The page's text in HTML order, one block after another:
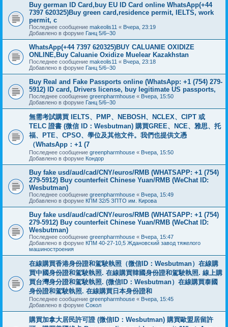
Buy german ID Card,buy EU ID Card online WhatsApp(+44
7397 620325)Buy green card,residence permit, IELTS, work
permit, c
Последнее сообщение makeolis11 « Вчера, 23:19
Добавлено в форуме Ганц 5/6–30
WhatsApp(+44 7397 620325)BUY CALUANIE OXIDIZE
ONLINE,Buy Caluanie Oxidize Muelear Kazakhstan
Последнее сообщение makeolis11 « Вчера, 23:18
Добавлено в форуме Ганц 5/6–30
Buy Real and Fake Passports online (WhatsApp: +1 (754) 279-
5912) ID card, Drivers license, buy legitimate US passports,
Последнее сообщение greenpharmhouse « Вчера, 15:50
Добавлено в форуме Ганц 5/6–30
無需考試購買 IELTS、PMP、NEBOSH、NCLEX、CIPT 或
TELC 證書 (微信 ID：Wesbutman) 購買GREE、NCE、雅思、托
福、PTE、CPSO、學位及其他文件。我們也提供文憑
（WhatsApp：+1 (7
Последнее сообщение greenpharmhouse « Вчера, 15:50
Добавлено в форуме Кондор
Buy fake usd/aud/cad/CNY/euros/RMB (WHATSAPP: +1 (754)
279-5912) Buy counterfeit Chinese Yuan/RMB (WeChat ID:
Wesbutman)
Последнее сообщение greenpharmhouse « Вчера, 15:49
Добавлено в форуме КПМ 32/5 ЗПТО им. Кирова
Buy fake usd/aud/cad/CNY/euros/RMB (WHATSAPP: +1 (754)
279-5912) Buy counterfeit Chinese Yuan/RMB (WeChat ID:
Wesbutman)
Последнее сообщение greenpharmhouse « Вчера, 15:47
Добавлено в форуме КПМ 40-27-10,5 Ждановский завод тяжелого
машиностроения
在線購買香港身份證和駕駛執照（微信ID：Wesbutman）在線購
買中國身份證和駕駛執照. 在線購買韓國身份證和駕駛執照. 線上購
買台灣身分證和駕駛執照. (微信ID：Wesbutman）在線購買泰國
身份證和駕駛執照. 在線購買日本身份證和
Последнее сообщение greenpharmhouse « Вчера, 15:45
Добавлено в форуме Сокол
購買加拿大居民許可證 (微信ID：Wesbutman) 購買歐盟居留許